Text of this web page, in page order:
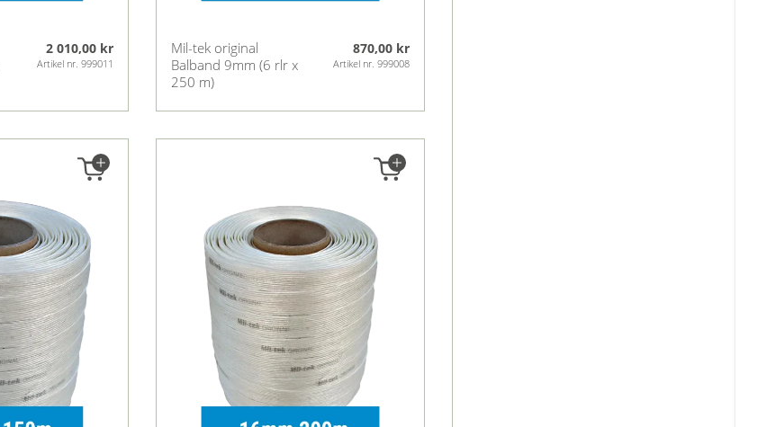
2 010,00 kr
Artikel nr. 999011
Mil-tek original
Balband 9mm (6 rlr x
250 m)
870,00 kr
Artikel nr. 999008